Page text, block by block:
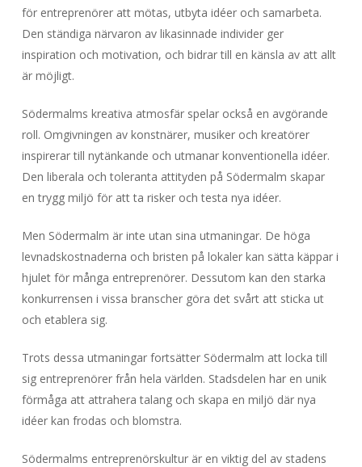
för entreprenörer att mötas, utbyta idéer och samarbeta.
Den ständiga närvaron av likasinnade individer ger
inspiration och motivation, och bidrar till en känsla av att allt
är möjligt.
Södermalms kreativa atmosfär spelar också en avgörande
roll. Omgivningen av konstnärer, musiker och kreatörer
inspirerar till nytänkande och utmanar konventionella idéer.
Den liberala och toleranta attityden på Södermalm skapar
en trygg miljö för att ta risker och testa nya idéer.
Men Södermalm är inte utan sina utmaningar. De höga
levnadskostnaderna och bristen på lokaler kan sätta käppar i
hjulet för många entreprenörer. Dessutom kan den starka
konkurrensen i vissa branscher göra det svårt att sticka ut
och etablera sig.
Trots dessa utmaningar fortsätter Södermalm att locka till
sig entreprenörer från hela världen. Stadsdelen har en unik
förmåga att attrahera talang och skapa en miljö där nya
idéer kan frodas och blomstra.
Södermalms entreprenörskultur är en viktig del av stadens